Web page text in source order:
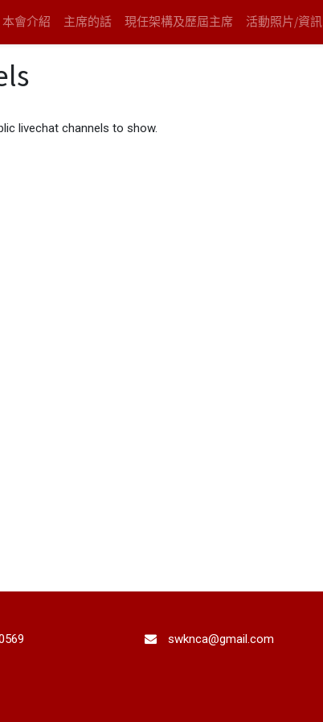
本會介紹 主席的話 現任架構及歷屆主席 活動照片/資訊
livechat channels to show.
swknca@gmail.com